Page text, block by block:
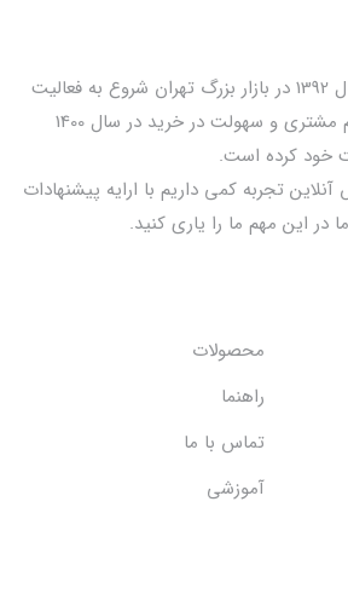
مجموعه wise-mf در سال 1392 در بازار بزرگ تهران شروع به فعالیت
نموده و در راستای تکریم مشتری و سهولت در خرید در سال 1400
خود کرده است.
تجربه کمی داریم با ارایه پیشنهادات
این مهم ما را یاری کنید.
محصولات
راهنما
تماس با ما
آموزشی